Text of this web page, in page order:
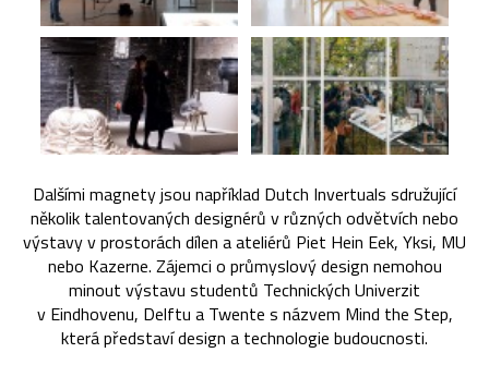
Dalšími magnety jsou například Dutch Invertuals sdružující
několik talentovaných designérů v různých odvětvích nebo
výstavy v prostorách dílen a ateliérů Piet Hein Eek, Yksi, MU
nebo Kazerne. Zájemci o průmyslový design nemohou
minout výstavu studentů Technických Univerzit
v Eindhovenu, Delftu a Twente s názvem Mind the Step,
která představí design a technologie budoucnosti.